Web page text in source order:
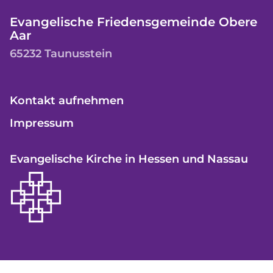
Evangelische Friedensgemeinde Obere
Aar
65232 Taunusstein
Kontakt aufnehmen
Impressum
Evangelische Kirche in Hessen und Nassau